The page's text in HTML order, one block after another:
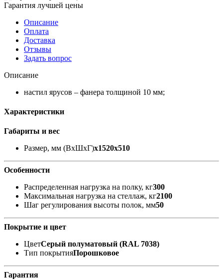
Гарантия лучшей цены
Описание
Оплата
Доставка
Отзывы
Задать вопрос
Описание
настил ярусов – фанера толщиной 10 мм;
Характеристики
Габариты и вес
Размер, мм (ВхШхГ)x1520x510
Особенности
Распределенная нагрузка на полку, кг300
Максимальная нагрузка на стеллаж, кг2100
Шаг регулирования высоты полок, мм50
Покрытие и цвет
ЦветСерый полуматовый (RAL 7038)
Тип покрытияПорошковое
Гарантия